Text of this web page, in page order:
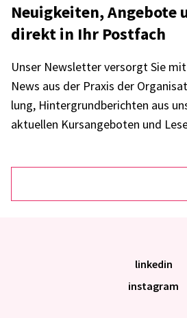
Neuig­kei­ten, Ange­bote
direkt in Ihr Post­fach
Unser News­let­ter versorgt Sie
News aus der Praxis der
lung, Hinter­grund­be­rich­ten aus
aktu­el­len Kurs­an­ge­bo­ten und
linkedin
instagram